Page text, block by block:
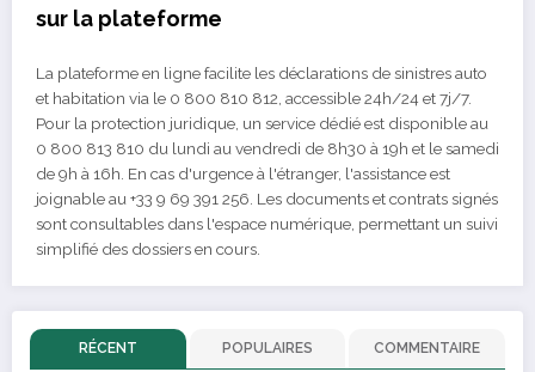
sur la plateforme
La plateforme en ligne facilite les déclarations de sinistres auto
et habitation via le 0 800 810 812, accessible 24h/24 et 7j/7.
Pour la protection juridique, un service dédié est disponible au
0 800 813 810 du lundi au vendredi de 8h30 à 19h et le samedi
de 9h à 16h. En cas d'urgence à l'étranger, l'assistance est
joignable au +33 9 69 391 256. Les documents et contrats signés
sont consultables dans l'espace numérique, permettant un suivi
simplifié des dossiers en cours.
RÉCENT POPULAIRES COMMENTAIRE